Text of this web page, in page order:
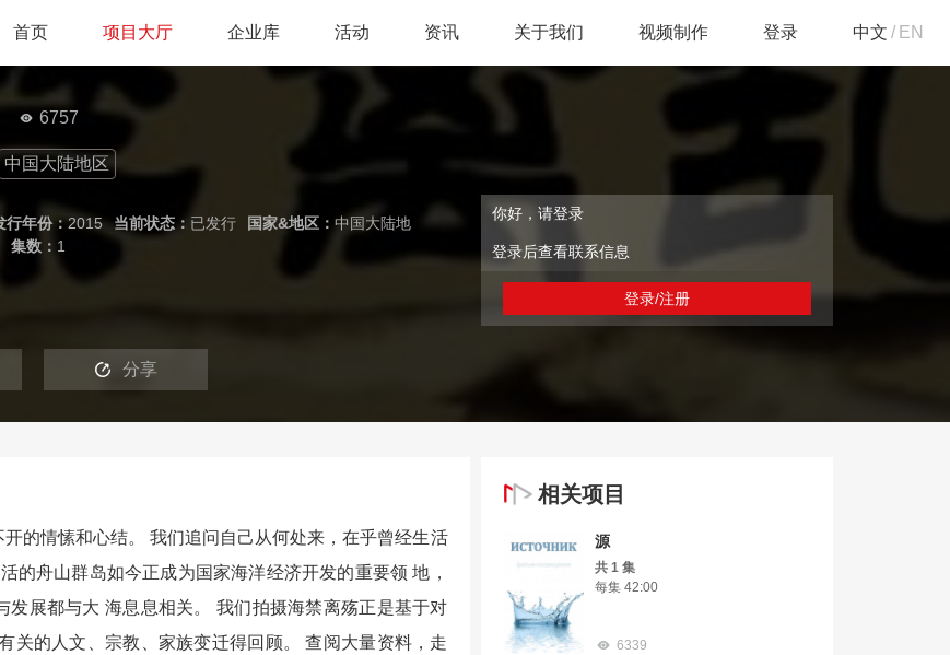
首页 项目大厅 企业库 活动 资讯 关于我们 视频制作 登录 中文 / EN
6757
中国大陆地区
行年份：2015 当前状态： 已发行 国家&地区： 中国大陆地
集数： 1
分享
你好，请登录
登录后查看联系信息
登录/注册
的情愫和心结。 我们追问自己从何处来，在乎曾经生活
的舟山群岛如今正成为国家海洋经济开发的重要领 地，
展都与大 海息息相关。 我们拍摄海禁离殇正是基于对
关的人文、宗教、家族变迁得回顾。 查阅大量资料，走
相关项目
源
共 1 集
每集 42:00
6339